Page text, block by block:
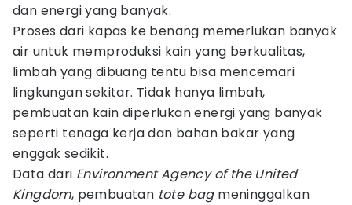
dan energi yang banyak.
Proses dari kapas ke benang memerlukan banyak
air untuk memproduksi kain yang berkualitas,
limbah yang dibuang tentu bisa mencemari
lingkungan sekitar. Tidak hanya limbah,
pembuatan kain diperlukan energi yang banyak
seperti tenaga kerja dan bahan bakar yang
enggak sedikit.
Data dari Environment Agency of the United
Kingdom, pembuatan tote bag meninggalkan